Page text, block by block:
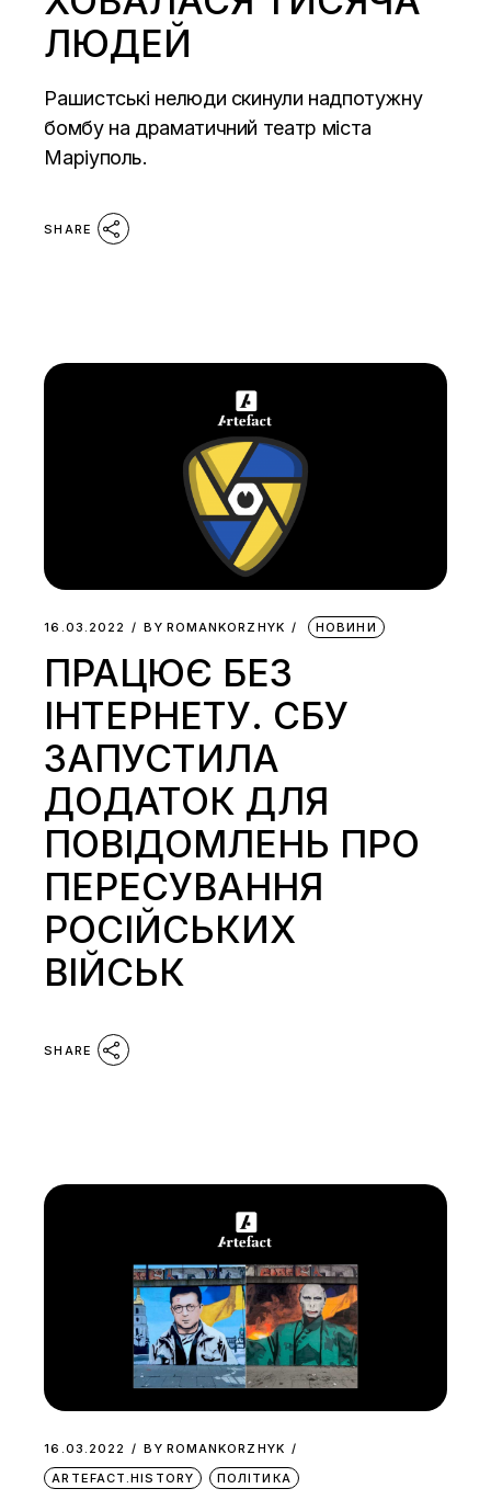
ЛЮДЕЙ
Рашистські нелюди скинули надпотужну
бомбу на драматичний театр міста
Маріуполь.
SHARE
16.03.2022 BY ROMANKORZHYK НОВИНИ
ПРАЦЮЄ БЕЗ
ІНТЕРНЕТУ. СБУ
ЗАПУСТИЛА
ДОДАТОК ДЛЯ
ПОВІДОМЛЕНЬ ПРО
ПЕРЕСУВАННЯ
РОСІЙСЬКИХ
ВІЙСЬК
SHARE
16.03.2022 BY ROMANKORZHYK
ARTEFACT.HISTORY
ПОЛІТИКА